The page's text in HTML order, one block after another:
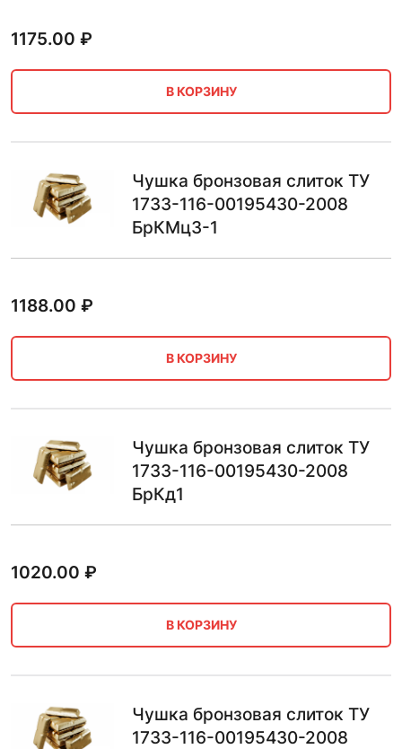
1175.00 ₽
В КОРЗИНУ
Чушка бронзовая слиток ТУ
1733-116-00195430-2008
БрКМц3-1
1188.00 ₽
В КОРЗИНУ
Чушка бронзовая слиток ТУ
1733-116-00195430-2008
БрКд1
1020.00 ₽
В КОРЗИНУ
Чушка бронзовая слиток ТУ
1733-116-00195430-2008